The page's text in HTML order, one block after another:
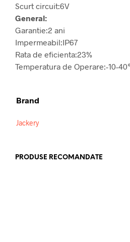
Scurt circuit:6V
General:
Garantie:2 ani
Impermeabil:IP67
Rata de eficienta:23%
Temperatura de Operare:-10-
Brand
Jackery
PRODUSE RECOMANDATE